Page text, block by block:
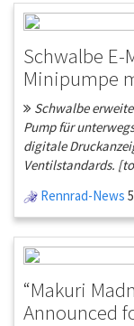
Schwalbe E-
Minipumpe
Schwalbe
Pump für
digitale
Ventilstandards.
Rennrad-News
“Makuri
Announced